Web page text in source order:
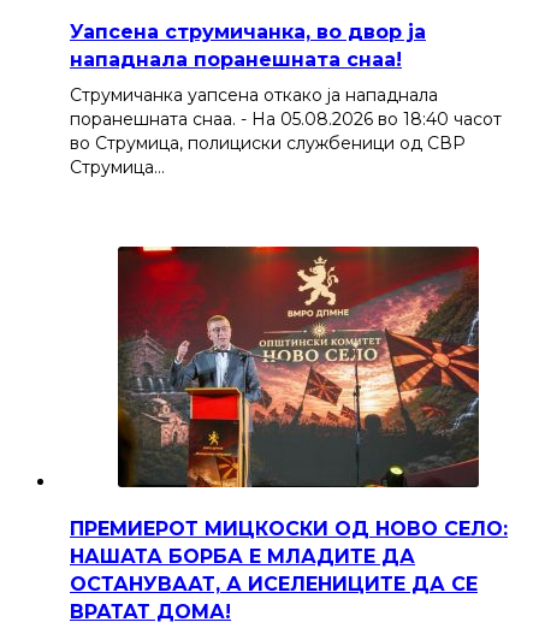
Уапсена струмичанка, во двор ја
нападнала поранешната снаа!
Струмичанка уапсена откако ја нападнала
поранешната снаа. - На 05.08.2026 во 18:40 часот
во Струмица, полициски службеници од СВР
Струмица…
ПРЕМИЕРОТ МИЦКОСКИ ОД НОВО СЕЛО:
НАШАТА БОРБА Е МЛАДИТЕ ДА
ОСТАНУВААТ, А ИСЕЛЕНИЦИТЕ ДА СЕ
ВРАТАТ ДОМА!